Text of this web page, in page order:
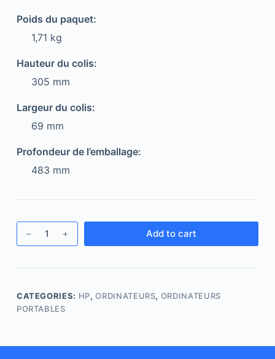
Poids du paquet:
1,71 kg
Hauteur du colis:
305 mm
Largeur du colis:
69 mm
Profondeur de l’emballage:
483 mm
Add to cart
CATEGORIES: HP,ORDINATEURS, ORDINATEURS
PORTABLES